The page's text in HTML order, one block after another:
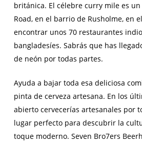
británica. El célebre curry mile es
Road, en el barrio de Rusholme, en
encontrar unos 70 restaurantes
bangladesíes. Sabrás que has
de neón por todas partes.
Ayuda a bajar toda esa deliciosa
pinta de cerveza artesana. En los
abierto cervecerías artesanales por
lugar perfecto para descubrir la
toque moderno. Seven Bro7ers